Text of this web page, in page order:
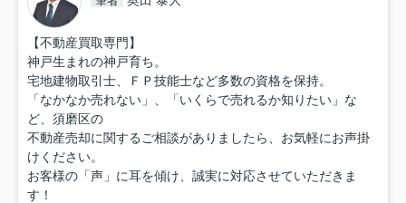
【不動産買取専門】
神戸生まれの神戸育ち。
宅地建物取引士、ＦＰ技能士など多数の資格を保持。
「なかなか売れない」、「いくらで売れるか知りたい」な
ど、須磨区の
不動産売却に関するご相談がありましたら、お気軽にお声掛
けください。
お客様の「声」に耳を傾け、誠実に対応させていただきま
す！